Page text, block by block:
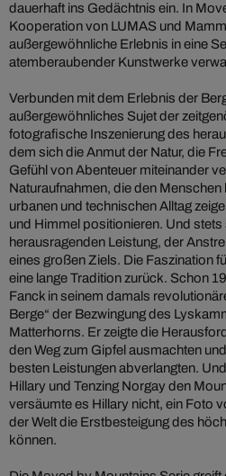
dauerhaft ins Gedächtnis ein. In
Kooperation von LUMAS und
außergewöhnliche Erlebnis in eine
atemberaubender Kunstwerke
Verbunden mit dem Erlebnis der
außergewöhnliches Sujet der
fotografische Inszenierung des
dem sich die Anmut der Natur, die
Gefühl von Abenteuer miteinander
Naturaufnahmen, die den
urbanen und technischen Alltag
und Himmel positionieren. Und
herausragenden Leistung, der
eines großen Ziels. Die Faszination
eine lange Tradition zurück. Schon
Fanck in seinem damals
Berge“ der Bezwingung des
Matterhorns. Er zeigte die
den Weg zum Gipfel ausmachten
besten Leistungen abverlangten.
Hillary und Tenzing Norgay den
versäumte es Hillary nicht, ein Foto
der Welt die Erstbesteigung des
können.